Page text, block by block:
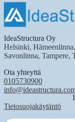
IdeaStructura Oy
Helsinki,
Savonlinna, Tampere,
Ota yhteyttä
0105730900
Tietosuojakäytäntö